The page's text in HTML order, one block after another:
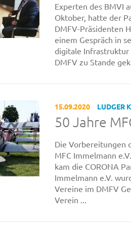
Experten des BMVI
Oktober, hatte der
DMFV-Präsidenten
einem Gespräch in
digitale Infrastruktur
DMFV zu Stande
15.09.2020 LUDGER
50 Jahre
Die Vorbereitungen
MFC Immelmann
kam die CORONA
Immelmann e.V.
Vereine im DMFV
Verein ...